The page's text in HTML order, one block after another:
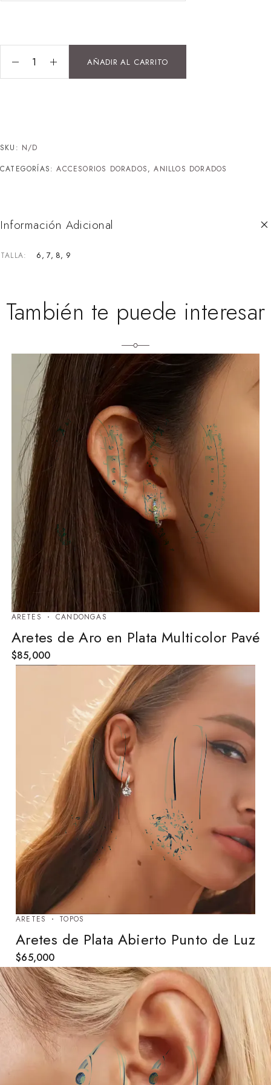
AÑADIR AL CARRITO
SKU: N/D
CATEGORÍAS:ACCESORIOS DORADOS,ANILLOS DORADOS
Información Adicional
TALLA 6, 7, 8, 9
También te puede interesar
ARETES ⁠CANDONGAS
Aretes de Aro en Plata Multicolor Pavé
$85,000
ARETES TOPOS
Aretes de Plata Abierto Punto de Luz
$65,000